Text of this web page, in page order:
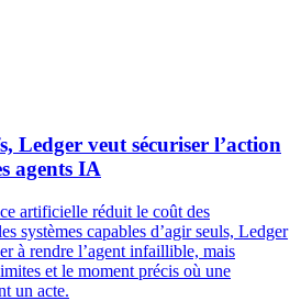
Ledger veut sécuriser l’action
agents IA
artificielle réduit le coût des
systèmes capables d’agir seuls, Ledger
à rendre l’agent infaillible, mais
et le moment précis où une
un acte.